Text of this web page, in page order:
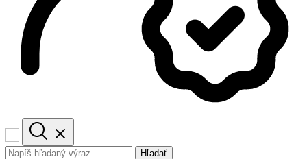
Hľadať